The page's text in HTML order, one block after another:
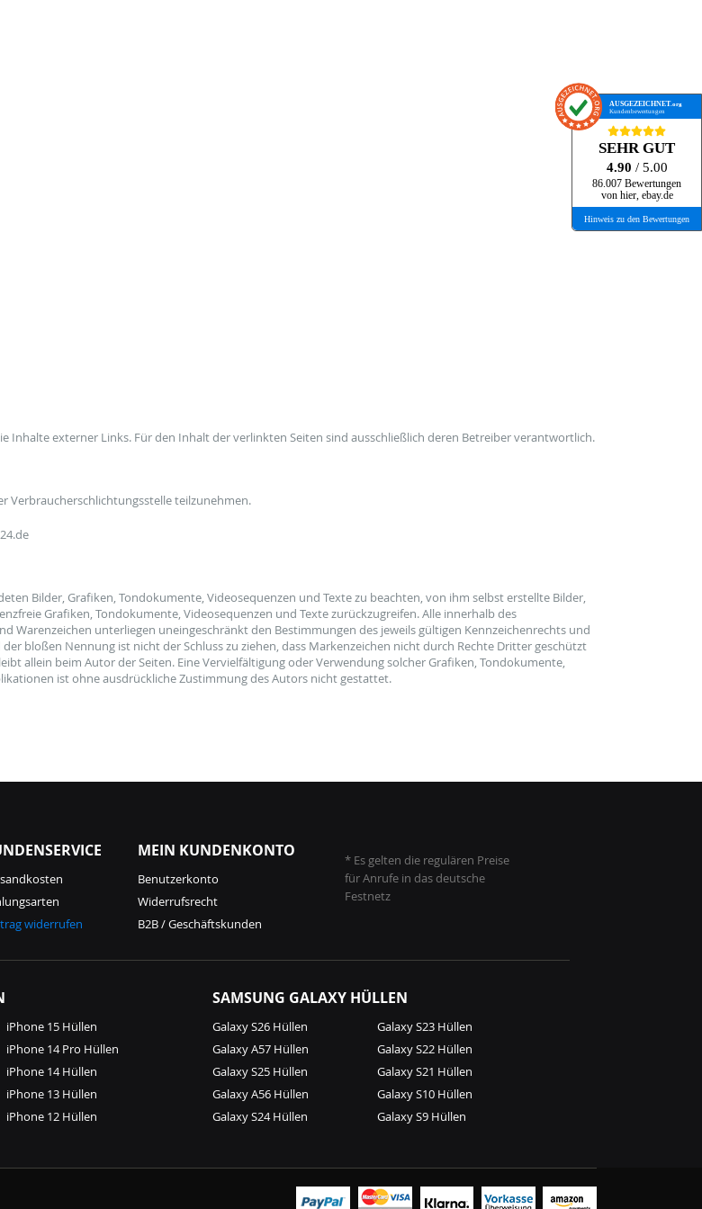
externer Links. Für den Inhalt der verlinkten Seiten sind ausschließlich deren Betreiber verantwortlich.
Verbraucherschlichtungsstelle teilzunehmen.
Bilder, Grafiken, Tondokumente, Videosequenzen und Texte zu beachten, von ihm selbst erstellte Bilder,
Grafiken, Tondokumente, Videosequenzen und Texte zurückzugreifen. Alle innerhalb des
unterliegen uneingeschränkt den Bestimmungen des jeweils gültigen Kennzeichenrechts und
bloßen Nennung ist nicht der Schluss zu ziehen, dass Markenzeichen nicht durch Rechte Dritter geschützt
allein beim Autor der Seiten. Eine Vervielfältigung oder Verwendung solcher Grafiken, Tondokumente,
ist ohne ausdrückliche Zustimmung des Autors nicht gestattet.
widerrufen
MEIN KUNDENKONTO
Benutzerkonto
Widerrufsrecht
B2B / Geschäftskunden
* Es gelten die regulären Preise
für Anrufe in das deutsche
Festnetz
iPhone 15 Hüllen
iPhone 14 Pro Hüllen
iPhone 14 Hüllen
iPhone 13 Hüllen
iPhone 12 Hüllen
SAMSUNG GALAXY HÜLLEN
Galaxy S26 Hüllen
Galaxy A57 Hüllen
Galaxy S25 Hüllen
Galaxy A56 Hüllen
Galaxy S24 Hüllen
Galaxy S23 Hüllen
Galaxy S22 Hüllen
Galaxy S21 Hüllen
Galaxy S10 Hüllen
Galaxy S9 Hüllen
AUSGEZEICHNET.org
Kundenbewertungen
SEHR GUT
4.90 / 5.00
86.007 Bewertungen
von hier, ebay.de
Hinweis zu den Bewertungen